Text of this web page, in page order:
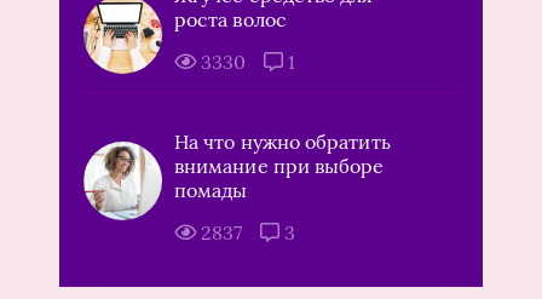
роста волос
3330
1
На что нужно обратить
внимание при выборе
помады
2837
3